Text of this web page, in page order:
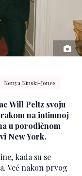
Kenya Kinski-Jones
Will Peltz svoju
na intimnoj
u porodičnom
New York.
kada su se
Već nakon prvog